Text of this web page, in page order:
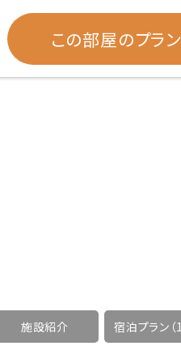
この部屋のプラン
施設紹介 宿泊プラン（1